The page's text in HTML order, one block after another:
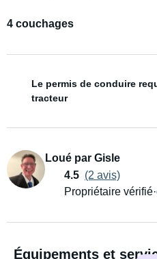
4 couchages
Le permis de conduire
tracteur
Loué par Gisle
4.5 (2 avis)
Propriétaire
Équipements et